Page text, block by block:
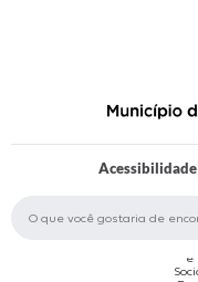
Acessibilidade